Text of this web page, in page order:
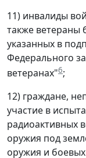
11) инвалиды
также ветераны
указанных в
Федерального
ветеранах"6;
12) граждане,
участие в
радиоактивных
оружия под
оружия и